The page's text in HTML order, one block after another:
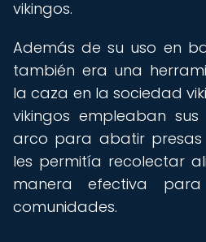
vikingos.
Además de su uso en
también era una
la caza en la sociedad
vikingos empleaban
arco para abatir
les permitía recolectar
manera efectiva
comunidades.